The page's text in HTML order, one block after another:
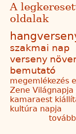
A
oldalak
szakmai nap
verseny
bemutató
megemlékezés
Zene Világnapja
kamaraest
kultúra napja